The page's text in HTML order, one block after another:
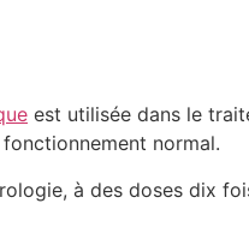
est utilisée dans le
normal.
à des doses dix